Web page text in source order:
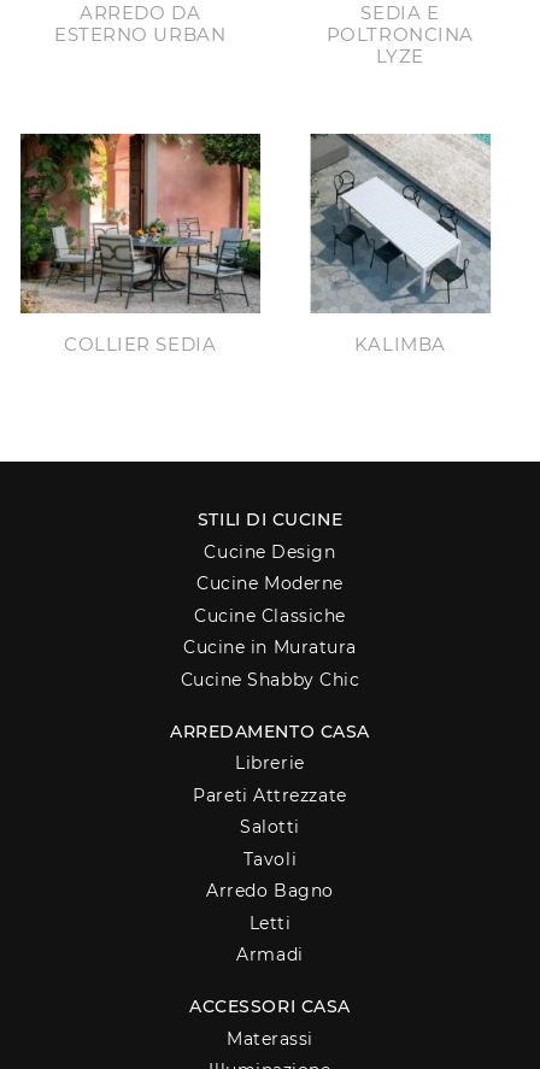
ARREDO DA
ESTERNO URBAN
SEDIA E
POLTRONCINA
LYZE
COLLIER SEDIA KALIMBA
STILI DI CUCINE
Cucine Design
Cucine Moderne
Cucine Classiche
Cucine in Muratura
Cucine Shabby Chic
ARREDAMENTO CASA
Librerie
Pareti Attrezzate
Salotti
Tavoli
Arredo Bagno
Letti
Armadi
ACCESSORI CASA
Materassi